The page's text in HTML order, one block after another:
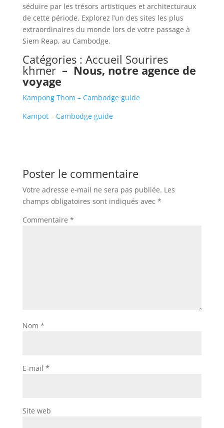
séduire par les trésors artistiques et architecturaux
de cette période. Explorez l’un des sites les plus
extraordinaires du monde lors de votre passage à
Siem Reap, au Cambodge.
Catégories : Accueil Sourires
khmer – Nous, notre agence de
voyage
Kampong Thom – Cambodge guide
Kampot – Cambodge guide
Poster le commentaire
Votre adresse e-mail ne sera pas publiée. Les
champs obligatoires sont indiqués avec *
Commentaire *
Nom *
E-mail *
Site web